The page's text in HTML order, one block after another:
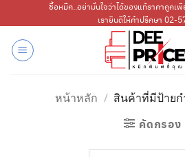
ไป
เนื้อหา
ซื้อหมึก..อย่ามั่นใจว่าได้ของแท้ราคาถูกเ
เรายินดีให้คำปรึกษา 02-
หน้าหลัก / สินค้าที่มีป้ายก
คัดกรอง